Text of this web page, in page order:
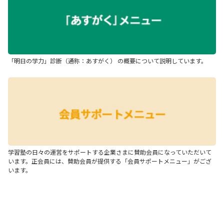
「明日の学力」診断（通称：あすがく） の概要について説明しています。
学習塾の日々の運営をサポートする企業さまに賛助会員になっていただいて
います。正会員には、賛助会員が提供する「会員サポートメニュー」がござ
います。